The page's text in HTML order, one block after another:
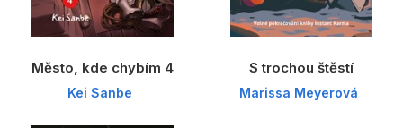
Město, kde chybím 4
Kei Sanbe
S trochou štěstí
Marissa Meyerová